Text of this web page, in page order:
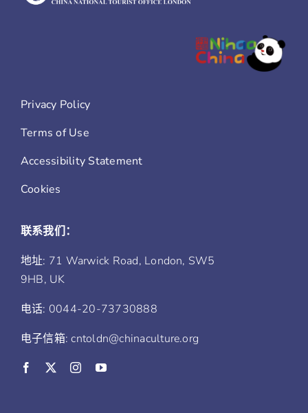
Privacy Policy
Terms of Use
Accessibility Statement
Cookies
联系我们：
地址: 71 Warwick Road, London, SW5
9HB, UK
电话: 0044-20-73730888
电子信箱: cntoldn@chinaculture.org